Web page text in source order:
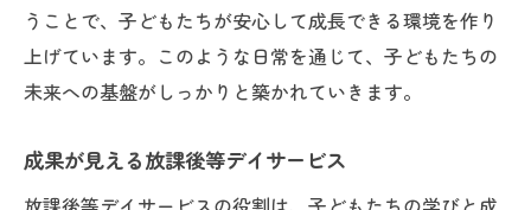
うことで、子どもたちが安心して成長できる環境を作り
上げています。このような日常を通じて、子どもたちの
未来への基盤がしっかりと築かれていきます。
成果が見える放課後等デイサービス